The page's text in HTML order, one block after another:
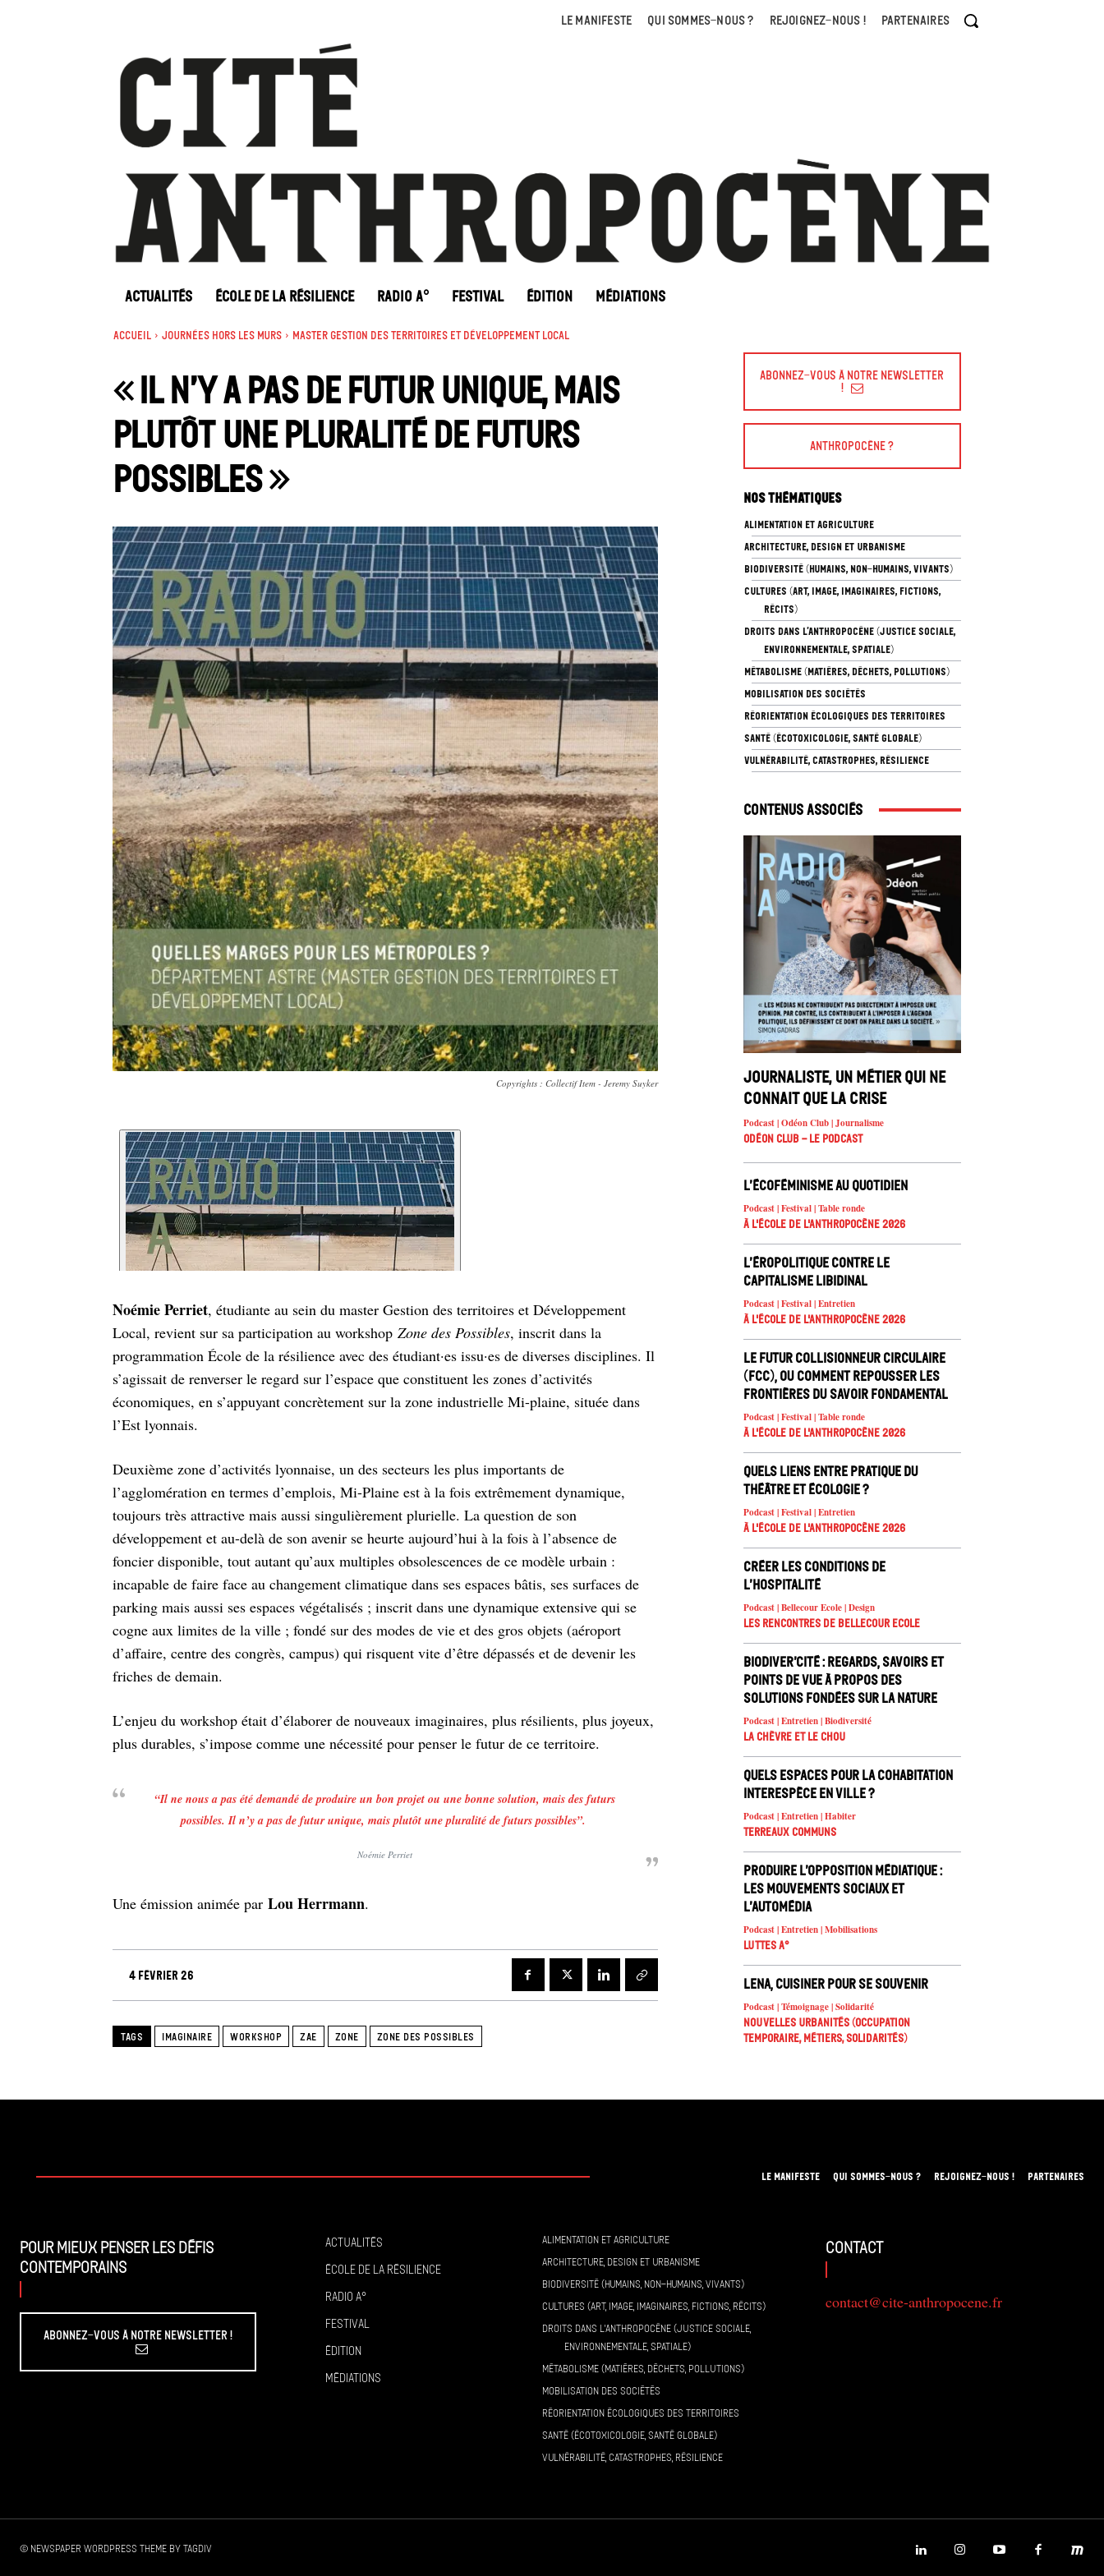
LE MANIFESTE QUI SOMMES-NOUS ? REJOIGNEZ-NOUS ! PARTENAIRES
ACTUALITÉS ÉCOLE DE LA RÉSILIENCE RADIO A° FESTIVAL ÉDITION MÉDIATIONS
Accueil Journées Hors les murs Master Gestion des territoires et développement local
« Il n’y a pas de futur unique, mais
plutôt une pluralité de futurs
possibles »
Copyrights : Collectif Item - Jeremy Suyker
Noémie Perriet, étudiante au sein du master Gestion des territoires et Développement
Local, revient sur sa participation au workshop Zone des Possibles, inscrit dans la
programmation École de la résilience avec des étudiant·es issu·es de diverses disciplines. Il
s’agissait de renverser le regard sur l’espace que constituent les zones d’activités
économiques, en s’appuyant concrètement sur la zone industrielle Mi-plaine, située dans
l’Est lyonnais.
Deuxième zone d’activités lyonnaise, un des secteurs les plus importants de
l’agglomération en termes d’emplois, Mi-Plaine est à la fois extrêmement dynamique,
toujours très attractive mais aussi singulièrement plurielle. La question de son
développement et au-delà de son avenir se heurte aujourd’hui à la fois à l’absence de
foncier disponible, tout autant qu’aux multiples obsolescences de ce modèle urbain :
incapable de faire face au changement climatique dans ses espaces bâtis, ses surfaces de
parking mais aussi ses espaces végétalisés ; inscrit dans une dynamique extensive qui se
cogne aux limites de la ville ; fondé sur des modes de vie et des gros objets (aéroport
d’affaire, centre des congrès, campus) qui risquent vite d’être dépassés et de devenir les
friches de demain.
L’enjeu du workshop était d’élaborer de nouveaux imaginaires, plus résilients, plus joyeux,
plus durables, s’impose comme une nécessité pour penser le futur de ce territoire.
“Il ne nous a pas été demandé de produire un bon projet ou une bonne solution, mais des futurs
possibles. Il n’y a pas de futur unique, mais plutôt une pluralité de futurs possibles”.
Noémie Perriet
Une émission animée par Lou Herrmann.
4 février 26
TAGS IMAGINAIRE WORKSHOP ZAE ZONE ZONE DES POSSIBLES
Abonnez-vous à Notre Newsletter
!
Anthropocène ?
Nos thématiques
ALIMENTATION ET AGRICULTURE
ARCHITECTURE, DESIGN ET URBANISME
BIODIVERSITÉ (HUMAINS, NON-HUMAINS, VIVANTS)
CULTURES (ART, IMAGE, IMAGINAIRES, FICTIONS,
RÉCITS)
DROITS DANS L’ANTHROPOCÈNE (JUSTICE SOCIALE,
ENVIRONNEMENTALE, SPATIALE)
MÉTABOLISME (MATIÈRES, DÉCHETS, POLLUTIONS)
MOBILISATION DES SOCIÉTÉS
RÉORIENTATION ÉCOLOGIQUES DES TERRITOIRES
SANTÉ (ÉCOTOXICOLOGIE, SANTÉ GLOBALE)
VULNÉRABILITÉ, CATASTROPHES, RÉSILIENCE
Contenus associés
Journaliste, un métier qui ne
connait que la crise
Podcast | Odéon Club | Journalisme
Odéon Club - Le Podcast
L’écoféminisme au quotidien
Podcast | Festival | Table ronde
À l'école de l'Anthropocène 2026
L’éropolitique contre le
capitalisme libidinal
Podcast | Festival | Entretien
À l'école de l'Anthropocène 2026
Le Futur Collisionneur Circulaire
(FCC), ou comment repousser les
frontières du savoir fondamental
Podcast | Festival | Table ronde
À l'école de l'Anthropocène 2026
Quels liens entre pratique du
théâtre et écologie ?
Podcast | Festival | Entretien
À l'école de l'Anthropocène 2026
Créer les conditions de
l’hospitalité
Podcast | Bellecour Ecole | Design
Les rencontres de Bellecour Ecole
Biodiver’cité : regards, savoirs et
points de vue à propos des
solutions fondées sur la nature
Podcast | Entretien | Biodiversité
La chèvre et le chou
Quels espaces pour la cohabitation
interespèce en ville ?
Podcast | Entretien | Habiter
Terreaux Communs
Produire l’opposition médiatique :
les mouvements sociaux et
l’automédia
Podcast | Entretien | Mobilisations
Luttes A°
Lena, cuisiner pour se souvenir
Podcast | Témoignage | Solidarité
Nouvelles urbanités (occupation
temporaire, métiers, solidarités)
LE MANIFESTE QUI SOMMES-NOUS ? REJOIGNEZ-NOUS ! PARTENAIRES
Pour mieux penser les défis
contemporains
Abonnez-vous à Notre Newsletter !
Actualités
École de la résilience
Radio A°
Festival
Édition
Médiations
ALIMENTATION ET AGRICULTURE
ARCHITECTURE, DESIGN ET URBANISME
BIODIVERSITÉ (HUMAINS, NON-HUMAINS, VIVANTS)
CULTURES (ART, IMAGE, IMAGINAIRES, FICTIONS, RÉCITS)
DROITS DANS L’ANTHROPOCÈNE (JUSTICE SOCIALE,
ENVIRONNEMENTALE, SPATIALE)
MÉTABOLISME (MATIÈRES, DÉCHETS, POLLUTIONS)
MOBILISATION DES SOCIÉTÉS
RÉORIENTATION ÉCOLOGIQUES DES TERRITOIRES
SANTÉ (ÉCOTOXICOLOGIE, SANTÉ GLOBALE)
VULNÉRABILITÉ, CATASTROPHES, RÉSILIENCE
contact
contact@cite-anthropocene.fr
© Newspaper WordPress Theme by TagDiv